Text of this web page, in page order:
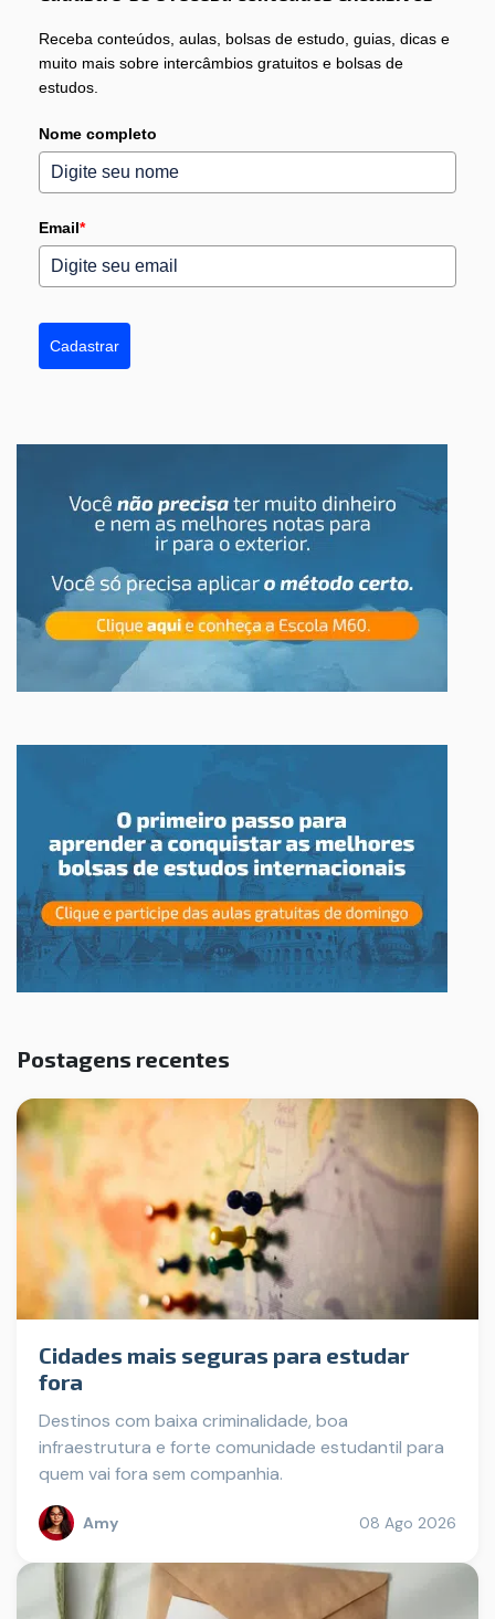
Receba conteúdos, aulas, bolsas de estudo, guias, dicas e
muito mais sobre intercâmbios gratuitos e bolsas de
estudos.
Nome completo
Email*
Cadastrar
Postagens recentes
Cidades mais seguras para estudar
fora
Destinos com baixa criminalidade, boa
infraestrutura e forte comunidade estudantil para
quem vai fora sem companhia.
Amy 08 Ago 2026